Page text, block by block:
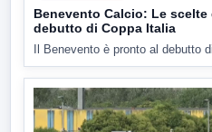
Benevento Calcio: Le
debutto di Coppa Italia
Il Benevento è pronto al debutto